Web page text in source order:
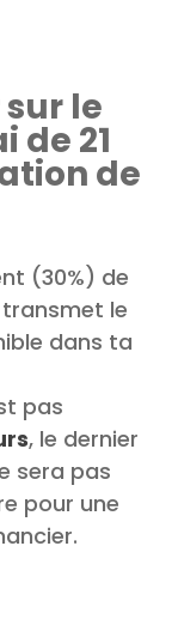
le
de 21
de
(30%) de
le
dans ta
pas
, le dernier
sera pas
pour une